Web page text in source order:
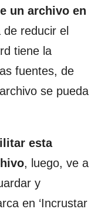
un archivo en
reducir el
tiene la
fuentes, de
se pueda
esta
, luego, ve a
y
en ‘Incrustar